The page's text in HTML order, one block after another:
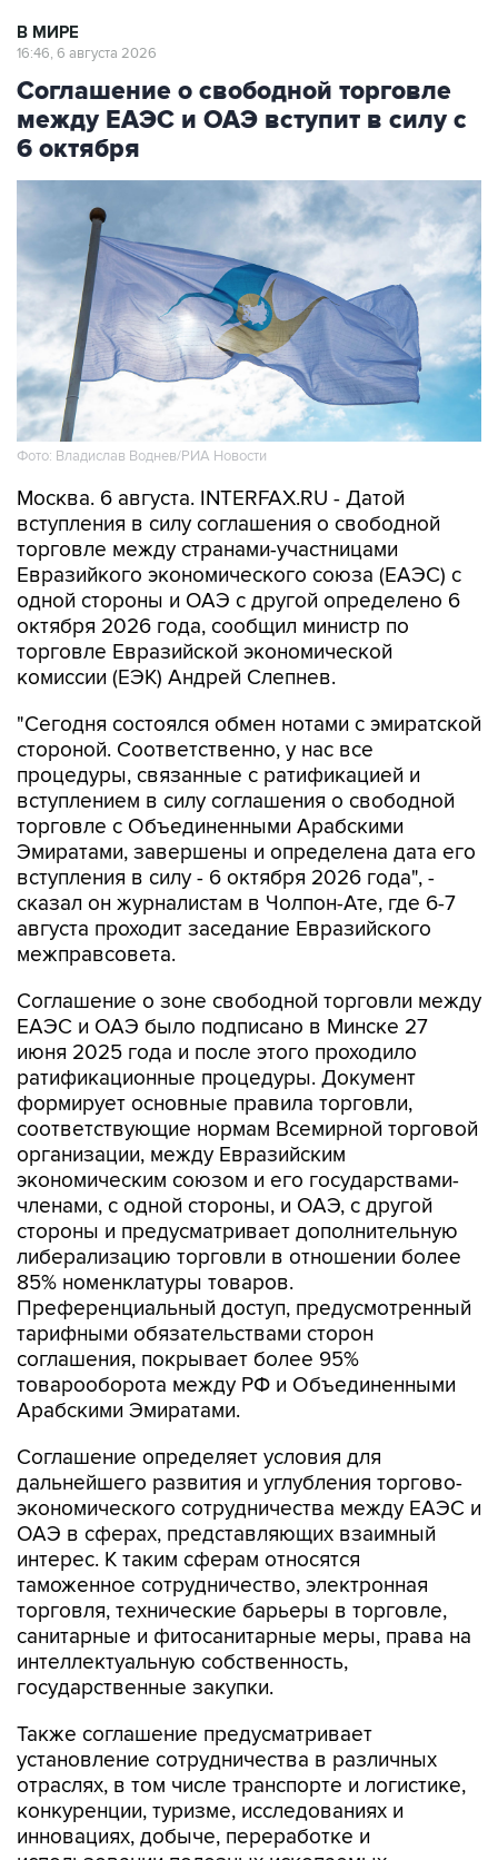
В МИРЕ
16:46, 6 августа 2026
Соглашение о свободной торговле
между ЕАЭС и ОАЭ вступит в силу с
6 октября
Фото: Владислав Воднев/РИА Новости
Москва. 6 августа. INTERFAX.RU - Датой
вступления в силу соглашения о свободной
торговле между странами-участницами
Евразийкого экономического союза (ЕАЭС) с
одной стороны и ОАЭ с другой определено 6
октября 2026 года, сообщил министр по
торговле Евразийской экономической
комиссии (ЕЭК) Андрей Слепнев.
"Сегодня состоялся обмен нотами с эмиратской
стороной. Соответственно, у нас все
процедуры, связанные с ратификацией и
вступлением в силу соглашения о свободной
торговле с Объединенными Арабскими
Эмиратами, завершены и определена дата его
вступления в силу - 6 октября 2026 года", -
сказал он журналистам в Чолпон-Ате, где 6-7
августа проходит заседание Евразийского
межправсовета.
Соглашение о зоне свободной торговли между
ЕАЭС и ОАЭ было подписано в Минске 27
июня 2025 года и после этого проходило
ратификационные процедуры. Документ
формирует основные правила торговли,
соответствующие нормам Всемирной торговой
организации, между Евразийским
экономическим союзом и его государствами-
членами, с одной стороны, и ОАЭ, с другой
стороны и предусматривает дополнительную
либерализацию торговли в отношении более
85% номенклатуры товаров.
Преференциальный доступ, предусмотренный
тарифными обязательствами сторон
соглашения, покрывает более 95%
товарооборота между РФ и Объединенными
Арабскими Эмиратами.
Соглашение определяет условия для
дальнейшего развития и углубления торгово-
экономического сотрудничества между ЕАЭС и
ОАЭ в сферах, представляющих взаимный
интерес. К таким сферам относятся
таможенное сотрудничество, электронная
торговля, технические барьеры в торговле,
санитарные и фитосанитарные меры, права на
интеллектуальную собственность,
государственные закупки.
Также соглашение предусматривает
установление сотрудничества в различных
отраслях, в том числе транспорте и логистике,
конкуренции, туризме, исследованиях и
инновациях, добыче, переработке и